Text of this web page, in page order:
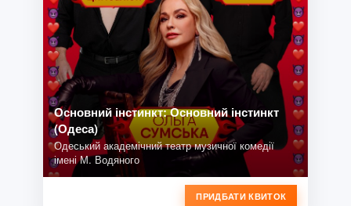
Основний інстинкт: Основний інстинкт
(Одеса)
Одеський академічний театр музичної комедії
імені М. Водяного
ПРИДБАТИ КВИТОК